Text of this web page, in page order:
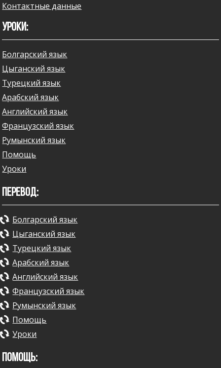
УРОКИ:
Болгарский язык
Цыганский язык
Турецкий язык
Арабский язык
Английский язык
Французский язык
Румынский язык
Помощь
Уроки
ПЕРЕВОД:
Болгарский язык
Цыганский язык
Турецкий язык
Арабский язык
Английский язык
Французский язык
Румынский язык
Помощь
Уроки
ПОМОЩЬ:
Контактные данные